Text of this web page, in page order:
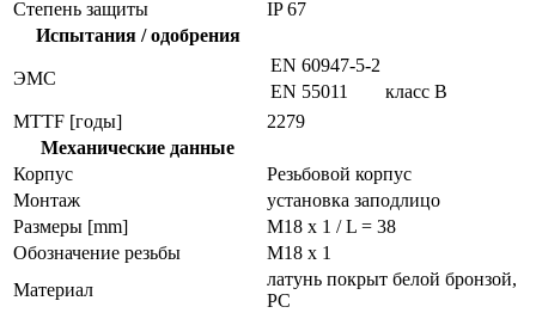
Степень защиты
IP 67
Испытания / одобрения
ЭMC
EN 60947-5-2
EN 55011
класс B
MTTF [годы]
2279
Механические данные
Корпус
Резьбовой корпус
Монтаж
установка заподлицо
Размеры [mm]
M18 x 1 / L = 38
Обозначение резьбы
M18 x 1
Материал
латунь покрыт белой бронзой,
PC